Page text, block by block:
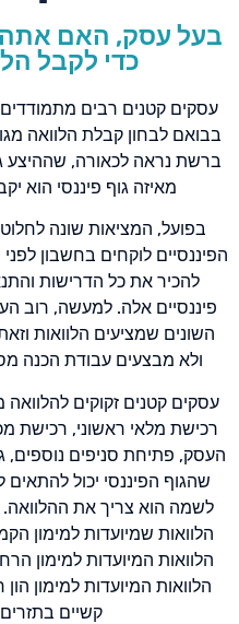
בעל עסק, האם
כדי לקבל
עסקים קטנים רבים
בבואם לבחון קבלת הלוואה
ברשת נראה לכאורה, שההיצע
מאיזה גוף פיננסי הוא
בפועל, המציאות שונה
הפיננסיים לוקחים בחשבון
להכיר את כל הדרישות
פיננסיים אלה. למעשה, רוב
השונים שמציעים הלוואות
ולא מבצעים עבודת הכנה
עסקים קטנים זקוקים
רכישת מלאי ראשוני, רכישת
העסק, פתיחת סניפים נוספים,
שהגוף הפיננסי יכול
לשמה הוא צריך את
הלוואות שמיועדות למימון
הלוואות המיועדות למימון
הלוואות המיועדות למימון
קשיים